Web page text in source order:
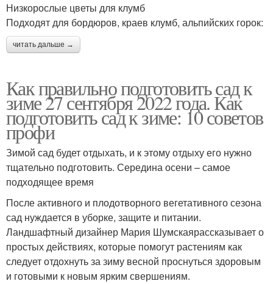
Низкорослые цветы для клумб
Подходят для бордюров, краев клумб, альпийских горок:
читать дальше →
Как правильно подготовить сад к
зиме 27 сентября 2022 года. Как
подготовить сад к зиме: 10 советов
профи
Зимой сад будет отдыхать, и к этому отдыху его нужно
тщательно подготовить. Середина осени – самое
подходящее время
После активного и плодотворного вегетативного сезона
сад нуждается в уборке, защите и питании.
Ландшафтный дизайнер Мария Шумскаярассказывает о
простых действиях, которые помогут растениям как
следует отдохнуть за зиму весной проснуться здоровым
и готовыми к новым ярким свершениям.